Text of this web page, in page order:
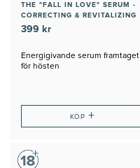
THE "FALL IN LOVE" SERUM -
CORRECTING & REVITALIZING
399 kr
Energigivande serum framtaget
för hösten
KÖP+